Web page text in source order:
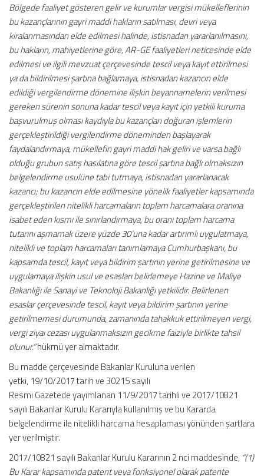
Bölgede faaliyet gösteren gelir ve kurumlar vergisi mükelleflerinin
bu kazançlarının gayri maddi hakların satılması, devri veya
kiralanmasından elde edilmesi halinde, istisnadan yararlanılmasını,
bu hakların, mahiyetlerine göre, AR-GE faaliyetleri neticesinde elde
edilmesi ve ilgili mevzuat çerçevesinde tescil veya kayıt ettirilmesi
ya da bildirilmesi şartına bağlamaya, istisnadan kazancın elde
edildiği vergilendirme dönemine ilişkin beyannamelerin verilmesi
gereken sürenin sonuna kadar tescil veya kayıt için yetkili kuruma
başvurulmuş olması kaydıyla bu kazançları doğuran işlemlerin
gerçekleştirildiği vergilendirme döneminden başlayarak
faydalandırmaya, mükellefin gayri maddi hak geliri ve varsa bağlı
olduğu grubun satış hasılatına göre tescil şartına bağlı olmaksızın
belgelendirme usulüne tabi tutmaya, istisnadan yararlanacak
kazancı; bu kazancın elde edilmesine yönelik faaliyetler kapsamında
gerçekleştirilen nitelikli harcamaların toplam harcamalara oranına
isabet eden kısmı ile sınırlandırmaya, bu oranı toplam harcama
tutarını aşmamak üzere yüzde 30’una kadar artırımlı uygulatmaya,
nitelikli ve toplam harcamaları tanımlamaya Cumhurbaşkanı, bu
kapsamda tescil, kayıt veya bildirim şartının yerine getirilmesine ve
uygulamaya ilişkin usul ve esasları belirlemeye Hazine ve Maliye
Bakanlığı ile Sanayi ve Teknoloji Bakanlığı yetkilidir. Belirlenen
esaslar çerçevesinde tescil, kayıt veya bildirim şartının yerine
getirilmemesi durumunda, zamanında tahakkuk ettirilmeyen vergi,
vergi ziyaı cezası uygulanmaksızın gecikme faiziyle birlikte tahsil
olunur.”hükmü yer almaktadır.
Bu madde çerçevesinde Bakanlar Kuruluna verilen
yetki, 19/10/2017 tarih ve 30215 sayılı
Resmi Gazetede yayımlanan 11/9/2017 tarihli ve 2017/10821
sayılı Bakanlar Kurulu Kararıyla kullanılmış ve bu Kararda
belgelendirme ile nitelikli harcama hesaplaması yönünden şartlara
yer verilmiştir.
2017/10821 sayılı Bakanlar Kurulu Kararının 2 nci maddesinde, “(1)
Bu Karar kapsamında patent veya fonksiyonel olarak patente